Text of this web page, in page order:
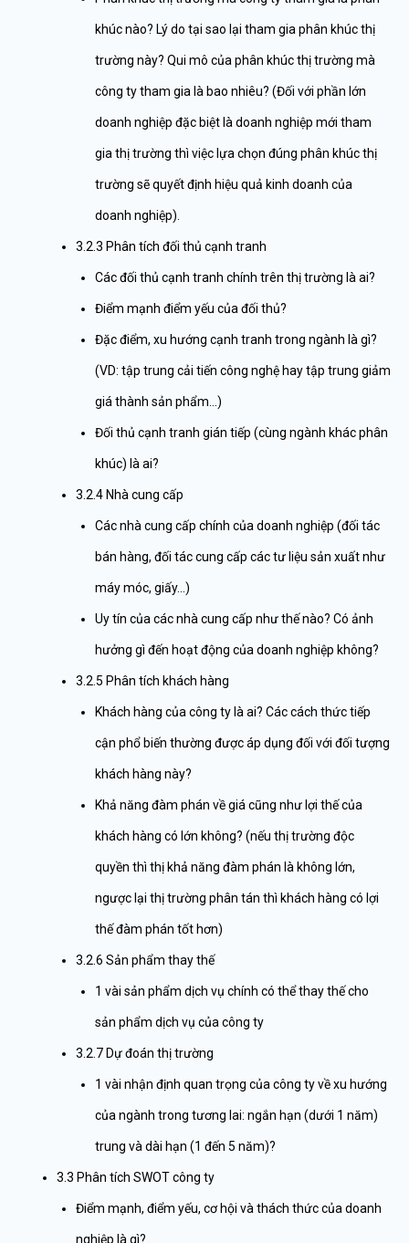
khúc nào? Lý do tại sao lại tham gia phân khúc thị
trường này? Qui mô của phân khúc thị trường mà
công ty tham gia là bao nhiêu? (Đối với phần lớn
doanh nghiệp đặc biệt là doanh nghiệp mới tham
gia thị trường thì việc lựa chọn đúng phân khúc thị
trường sẽ quyết định hiệu quả kinh doanh của
doanh nghiệp).
3.2.3 Phân tích đối thủ cạnh tranh
Các đối thủ cạnh tranh chính trên thị trường là ai?
Điểm mạnh điểm yếu của đối thủ?
Đặc điểm, xu hướng cạnh tranh trong ngành là gì?
(VD: tập trung cải tiến công nghệ hay tập trung giảm
giá thành sản phẩm…)
Đối thủ cạnh tranh gián tiếp (cùng ngành khác phân
khúc) là ai?
3.2.4 Nhà cung cấp
Các nhà cung cấp chính của doanh nghiệp (đối tác
bán hàng, đối tác cung cấp các tư liệu sản xuất như
máy móc, giấy…)
Uy tín của các nhà cung cấp như thế nào? Có ảnh
hưởng gì đến hoạt động của doanh nghiệp không?
3.2.5 Phân tích khách hàng
Khách hàng của công ty là ai? Các cách thức tiếp
cận phổ biến thường được áp dụng đối với đối tượng
khách hàng này?
Khả năng đàm phán về giá cũng như lợi thế của
khách hàng có lớn không? (nếu thị trường độc
quyền thì thị khả năng đàm phán là không lớn,
ngược lại thị trường phân tán thì khách hàng có lợi
thế đàm phán tốt hơn)
3.2.6 Sản phẩm thay thế
1 vài sản phẩm dịch vụ chính có thể thay thế cho
sản phẩm dịch vụ của công ty
3.2.7 Dự đoán thị trường
1 vài nhận định quan trọng của công ty về xu hướng
của ngành trong tương lai: ngắn hạn (dưới 1 năm)
trung và dài hạn (1 đến 5 năm)?
3.3 Phân tích SWOT công ty
Điểm mạnh, điểm yếu, cơ hội và thách thức của doanh
nghiệp là gì?